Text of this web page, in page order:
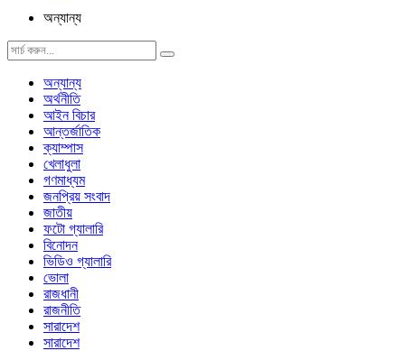
অন্যান্য
অন্যান্য
অর্থনীতি
আইন বিচার
আন্তর্জাতিক
ক্যাম্পাস
খেলাধুলা
গণমাধ্যম
জনপ্রিয় সংবাদ
জাতীয়
ফটো গ্যালারি
বিনোদন
ভিডিও গ্যালারি
ভোলা
রাজধানী
রাজনীতি
সারাদেশ
সারাদেশ